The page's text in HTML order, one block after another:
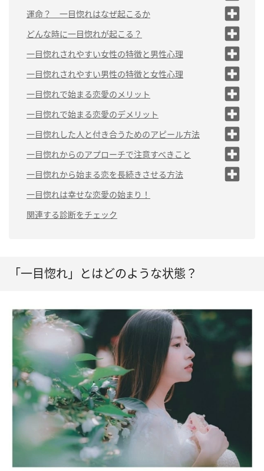
一目惚れした瞬間に感じる
こと
運命？ 一目惚れはなぜ起こるか
「錯覚」や「思い込み」が原因とい
う説
遺伝子が関係しているという説
どんな時に一目惚れが起こる？
（1）見た目がタイプな人が現れた時
（2）雰囲気が好みな人が現れた時
（3）過去の恋人に似ている人が現れ
た時
一目惚れされやすい女性の特徴と男性心理
（1）見た目が可愛
い
（2）愛嬌がある
一目惚れされやすい男性の特徴と女性心理
（1）イケメン
（2）仕事ができ
る
一目惚れで始まる恋愛のメリット
（1）飽きにくい
（2）特別感を抱きや
すい
一目惚れで始まる恋愛のデメリット
（1）理想を押しつけてし
まう
（2）相手を美化してしま
う
一目惚れした人と付き合うためのアピール方法
（1）存在を印象づける
（2）接触回数を増やす
（3）相手の内面的な魅力を
探す
（4）周りに協力してもらう
一目惚れからのアプローチで注意すべきこと
（1）相手に期待しすぎない
（2）関係を進めることを焦ら
ない
（3）直感を信じる
一目惚れから始まる恋を長続きさせる方法
男性から女性に一目惚れした
場合
女性から男性に一目惚れした
一目惚れは幸せな恋愛の始まり！
関連する診断をチェック
「一目惚れ」とはどのような状態？